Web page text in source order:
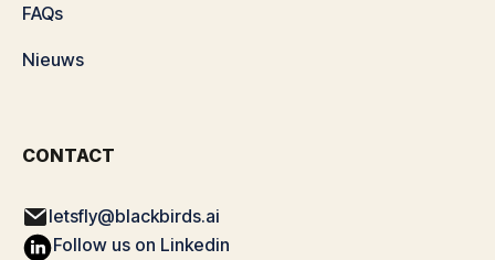
FAQs
Nieuws
CONTACT
letsfly@blackbirds.ai
Follow us on Linkedin